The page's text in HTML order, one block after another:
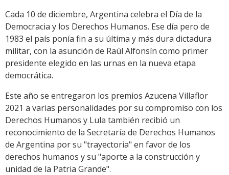
Cada 10 de diciembre, Argentina celebra el Día de la
Democracia y los Derechos Humanos. Ese día pero de
1983 el país ponía fin a su última y más dura dictadura
militar, con la asunción de Raúl Alfonsín como primer
presidente elegido en las urnas en la nueva etapa
democrática.
Este año se entregaron los premios Azucena Villaflor
2021 a varias personalidades por su compromiso con los
Derechos Humanos y Lula también recibió un
reconocimiento de la Secretaría de Derechos Humanos
de Argentina por su "trayectoria" en favor de los
derechos humanos y su "aporte a la construcción y
unidad de la Patria Grande".